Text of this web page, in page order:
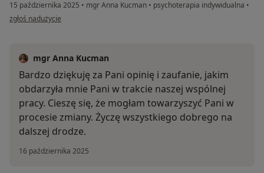
15 października 2025 • mgr Anna Kucman • psychoterapia indywidualna •
w opinii użytkownika Monika
zgłoś nadużycie
mgr Anna Kucman
Bardzo dziękuję za Pani opinię i zaufanie, jakim
obdarzyła mnie Pani w trakcie naszej wspólnej
pracy. Cieszę się, że mogłam towarzyszyć Pani w
procesie zmiany. Życzę wszystkiego dobrego na
dalszej drodze.
16 października 2025